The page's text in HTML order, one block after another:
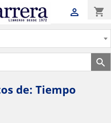
shopping_cart

a partir de 50€ 
de: Tiempo